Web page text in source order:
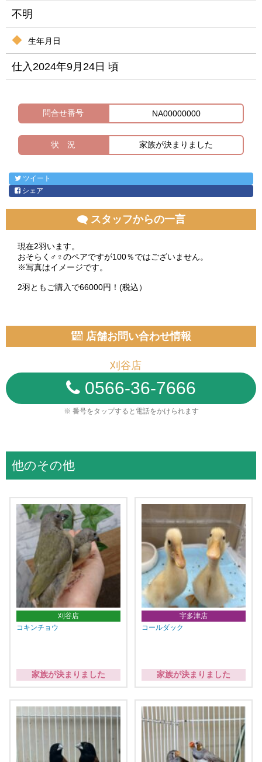
不明
生年月日
仕入2024年9月24日 頃
問合せ番号 NA00000000
状 況 家族が決まりました
ツイート
シェア
スタッフからの一言
現在2羽います。
おそらく♂♀のペアですが100％ではございません。
※写真はイメージです。
2羽ともご購入で66000円！(税込）
店舗お問い合わせ情報
刈谷店
0566-36-7666
※ 番号をタップすると電話をかけられます
他のその他
刈谷店
コキンチョウ
家族が決まりました
宇多津店
コールダック
家族が決まりました